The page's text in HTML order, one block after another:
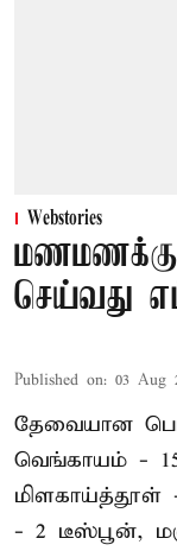
Webstories
செய்வது
Published on: 03 Aug
தேவையான
வெங்காயம் -
மிளகாய்த்தூள்
- 2 டீஸ்பூன்,